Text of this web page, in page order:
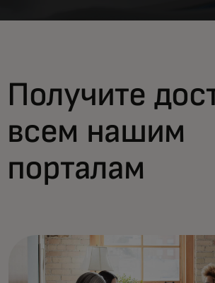
Получите
всем нашим
порталам